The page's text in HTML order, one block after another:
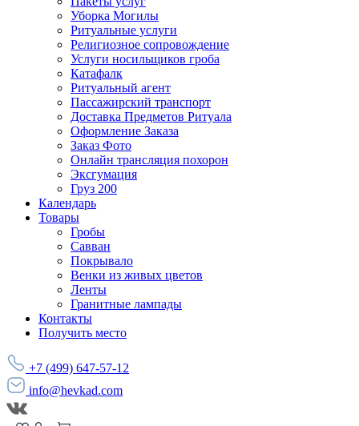
Уборка Могилы
Ритуальные услуги
Религиозное сопровождение
Услуги носильщиков гроба
Катафалк
Ритуальный агент
Пассажирский транспорт
Доставка Предметов Ритуала
Оформление Заказа
Заказ Фото
Онлайн трансляция похорон
Эксгумация
Груз 200
Календарь
Товары
Гробы
Савван
Покрывало
Венки из живых цветов
Ленты
Гранитные лампады
Контакты
Получить место
+7 (499) 647-57-12
info@hevkad.com